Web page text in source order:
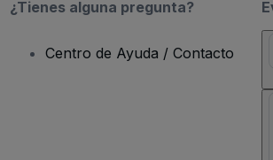
¿Tienes alguna pregunta?
Centro de Ayuda / Contacto